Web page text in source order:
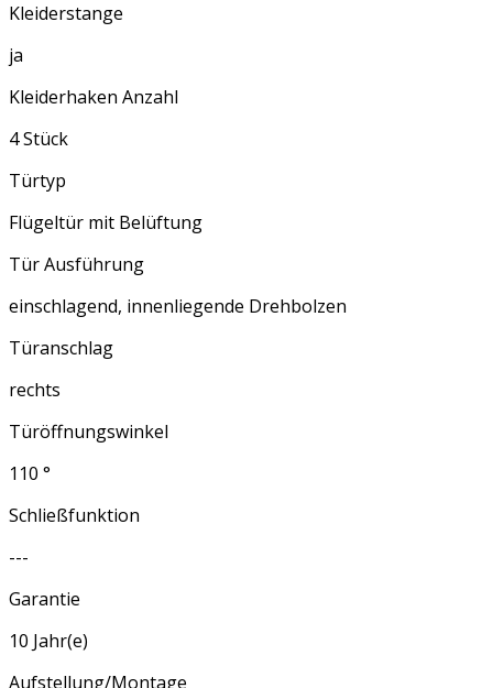
Kleiderstange
ja
Kleiderhaken Anzahl
4 Stück
Türtyp
Flügeltür mit Belüftung
Tür Ausführung
einschlagend, innenliegende Drehbolzen
Türanschlag
rechts
Türöffnungswinkel
110 °
Schließfunktion
---
Garantie
10 Jahr(e)
Aufstellung/Montage